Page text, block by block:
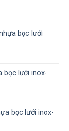
bọc lưới
bọc lưới inox-
bọc lưới inox-